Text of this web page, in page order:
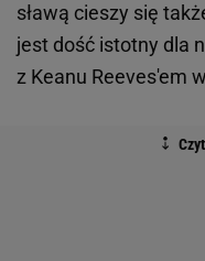
sławą cieszy się
jest dość istotny dla
z Keanu Reeves'em